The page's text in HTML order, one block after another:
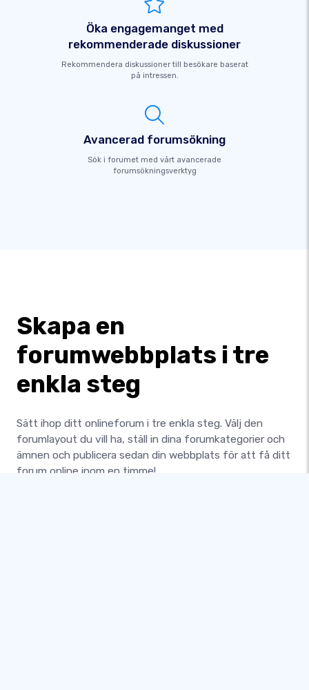
Öka engagemanget med
rekommenderade diskussioner
Rekommendera diskussioner till besökare baserat
på intressen.
Avancerad forumsökning
Sök i forumet med vårt avancerade
forumsökningsverktyg
Skapa en
forumwebbplats i tre
enkla steg
Sätt ihop ditt onlineforum i tre enkla steg. Välj den
forumlayout du vill ha, ställ in dina forumkategorier och
ämnen och publicera sedan din webbplats för att få ditt
forum online inom en timme!